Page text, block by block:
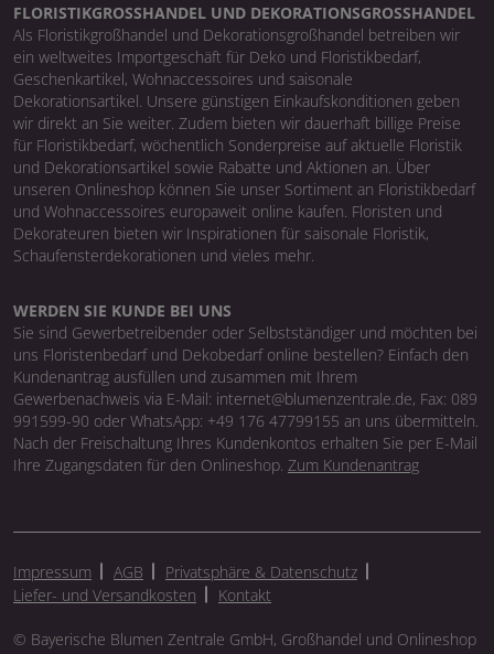
FLORISTIKGROSSHANDEL UND DEKORATIONSGROSSHANDEL
Als Floristikgroßhandel und Dekorationsgroßhandel betreiben wir
ein weltweites Importgeschäft für Deko und Floristikbedarf,
Geschenkartikel, Wohnaccessoires und saisonale
Dekorationsartikel. Unsere günstigen Einkaufskonditionen geben
wir direkt an Sie weiter. Zudem bieten wir dauerhaft billige Preise
für Floristikbedarf, wöchentlich Sonderpreise auf aktuelle Floristik
und Dekorationsartikel sowie Rabatte und Aktionen an. Über
unseren Onlineshop können Sie unser Sortiment an Floristikbedarf
und Wohnaccessoires europaweit online kaufen. Floristen und
Dekorateuren bieten wir Inspirationen für saisonale Floristik,
Schaufensterdekorationen und vieles mehr.
WERDEN SIE KUNDE BEI UNS
Sie sind Gewerbetreibender oder Selbstständiger und möchten bei
uns Floristenbedarf und Dekobedarf online bestellen? Einfach den
Kundenantrag ausfüllen und zusammen mit Ihrem
Gewerbenachweis via E-Mail: internet@blumenzentrale.de, Fax: 089
991599-90 oder WhatsApp: +49 176 47799155 an uns übermitteln.
Nach der Freischaltung Ihres Kundenkontos erhalten Sie per E-Mail
Ihre Zugangsdaten für den Onlineshop. Zum Kundenantrag
Impressum AGB
Privatsphäre & Datenschutz
Liefer- und Versandkosten
Kontakt
© Bayerische Blumen Zentrale GmbH, Großhandel und Onlineshop